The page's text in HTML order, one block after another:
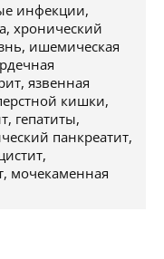
инфекции,
хронический
ишемическая
язвенная
кишки,
гепатиты,
панкреатит,
мочекаменная